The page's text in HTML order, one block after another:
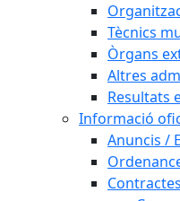
Tècnics
Òrgans
Altres
Resultats
Informació
Anuncis /